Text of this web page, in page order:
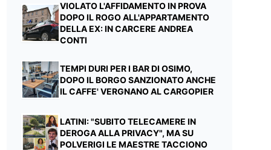
VIOLATO L'AFFIDAMENTO IN PROVA
DOPO IL ROGO ALL'APPARTAMENTO
DELLA EX: IN CARCERE ANDREA
CONTI
TEMPI DURI PER I BAR DI OSIMO,
DOPO IL BORGO SANZIONATO ANCHE
IL CAFFE' VERGNANO AL CARGOPIER
LATINI: "SUBITO TELECAMERE IN
DEROGA ALLA PRIVACY", MA SU
POLVERIGI LE MAESTRE TACCIONO